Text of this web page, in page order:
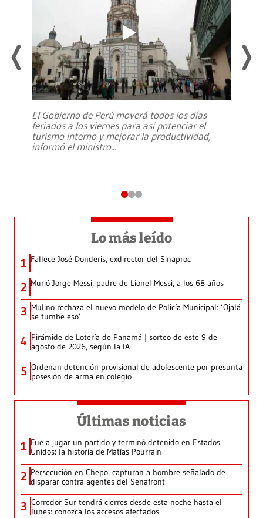
El Gobierno de Perú moverá todos los días
feriados a los viernes para así potenciar el
turismo interno y mejorar la productividad,
informó el ministro...
Lo más leído
1 Fallece José Donderis, exdirector del Sinaproc
2 Murió Jorge Messi, padre de Lionel Messi, a los 68 años
3 Mulino rechaza el nuevo modelo de Policía Municipal: ‘Ojalá
se tumbe eso’
4 Pirámide de Lotería de Panamá | sorteo de este 9 de
agosto de 2026, según la IA
5 Ordenan detención provisional de adolescente por presunta
posesión de arma en colegio
Últimas noticias
1 Fue a jugar un partido y terminó detenido en Estados
Unidos: la historia de Matías Pourrain
2 Persecución en Chepo: capturan a hombre señalado de
disparar contra agentes del Senafront
3 Corredor Sur tendrá cierres desde esta noche hasta el
lunes: conozca los accesos afectados